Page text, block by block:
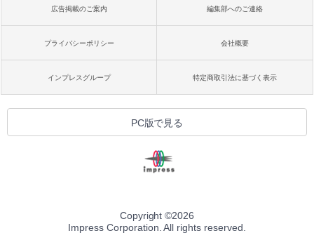
広告掲載のご案内 編集部へのご連絡
プライバシーポリシー 会社概要
インプレスグループ 特定商取引法に基づく表示
PC版で見る
Copyright ©2026
Impress Corporation. All rights reserved.